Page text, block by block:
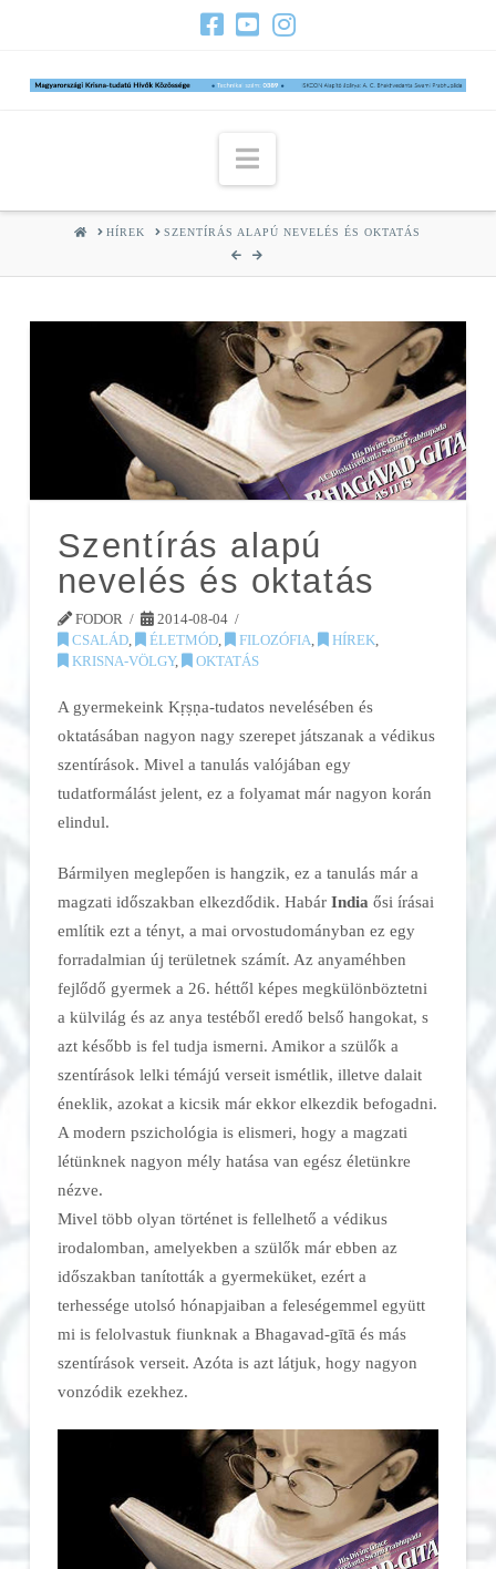
Navigation
HOMEHÍREK SZENTÍRÁS ALAPÚ NEVELÉS ÉS OKTATÁS
Szentírás alapú
nevelés és oktatás
FODOR
2014-08-04
CSALÁD, ÉLETMÓD, FILOZÓFIA, HÍREK,
KRISNA-VÖLGY, OKTATÁS
A gyermekeink Kṛṣṇa-tudatos nevelésében és
oktatásában nagyon nagy szerepet játszanak a védikus
szentírások. Mivel a tanulás valójában egy
tudatformálást jelent, ez a folyamat már nagyon korán
elindul.
Bármilyen meglepően is hangzik, ez a tanulás már a
magzati időszakban elkezdődik. Habár India ősi írásai
említik ezt a tényt, a mai orvostudományban ez egy
forradalmian új területnek számít. Az anyaméhben
fejlődő gyermek a 26. héttől képes megkülönböztetni
a külvilág és az anya testéből eredő belső hangokat, s
azt később is fel tudja ismerni. Amikor a szülők a
szentírások lelki témájú verseit ismétlik, illetve dalait
éneklik, azokat a kicsik már ekkor elkezdik befogadni.
A modern pszichológia is elismeri, hogy a magzati
létünknek nagyon mély hatása van egész életünkre
nézve.
Mivel több olyan történet is fellelhető a védikus
irodalomban, amelyekben a szülők már ebben az
időszakban tanították a gyermeküket, ezért a
terhessége utolsó hónapjaiban a feleségemmel együtt
mi is felolvastuk fiunknak a Bhagavad-gītā és más
szentírások verseit. Azóta is azt látjuk, hogy nagyon
vonzódik ezekhez.